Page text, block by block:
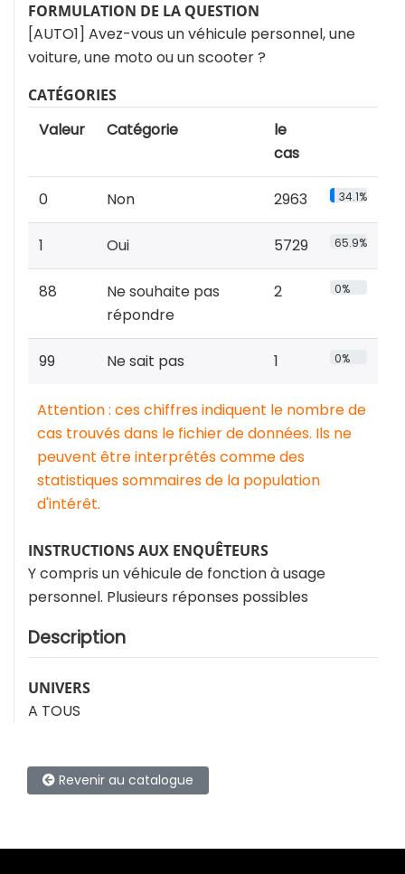
FORMULATION DE LA QUESTION
[AUTO1] Avez-vous un véhicule personnel, une
voiture, une moto ou un scooter ?
CATÉGORIES
Valeur Catégorie
le
cas
0 Non 2963 34.1%
1 Oui 5729 65.9%
88
Ne souhaite pas
répondre
2 0%
99 Ne sait pas 1 0%
Attention : ces chiffres indiquent le nombre de
cas trouvés dans le fichier de données. Ils ne
peuvent être interprétés comme des
statistiques sommaires de la population
d'intérêt.
INSTRUCTIONS AUX ENQUÊTEURS
Y compris un véhicule de fonction à usage
personnel. Plusieurs réponses possibles
Description
UNIVERS
A TOUS
Revenir au catalogue